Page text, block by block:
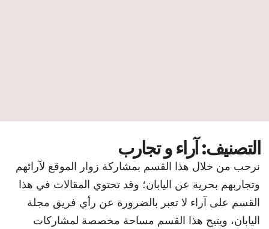
التصنيف: آراء و تجارب
نرحب من خلال هذا القسم بمشاركة زوار الموقع لآرائهم
وتجاربهم بحرية عن اليابان؛ وقد تحتوي المقالات في هذا
القسم على آراء لا تعبر بالضرورة عن رأي فريق مجلة
اليابان، ويتيح هذا القسم مساحة مخصصة لمشاركات